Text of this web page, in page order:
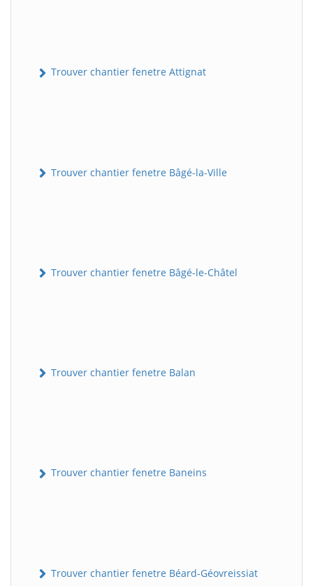
Trouver chantier fenetre Attignat
Trouver chantier fenetre Bâgé-la-Ville
Trouver chantier fenetre Bâgé-le-Châtel
Trouver chantier fenetre Balan
Trouver chantier fenetre Baneins
Trouver chantier fenetre Béard-Géovreissiat